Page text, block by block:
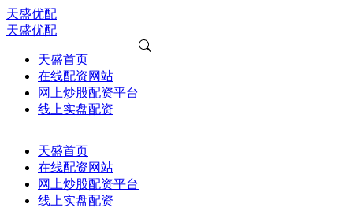
天盛优配
天盛优配
天盛首页
在线配资网站
网上炒股配资平台
线上实盘配资
天盛首页
在线配资网站
网上炒股配资平台
线上实盘配资